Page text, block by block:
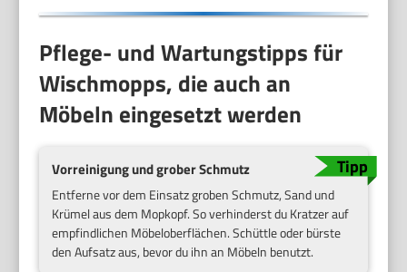
Pflege- und Wartungstipps für
Wischmopps, die auch an
Möbeln eingesetzt werden
Vorreinigung und grober Schmutz
Entferne vor dem Einsatz groben Schmutz, Sand und
Krümel aus dem Mopkopf. So verhinderst du Kratzer auf
empfindlichen Möbeloberflächen. Schüttle oder bürste
den Aufsatz aus, bevor du ihn an Möbeln benutzt.